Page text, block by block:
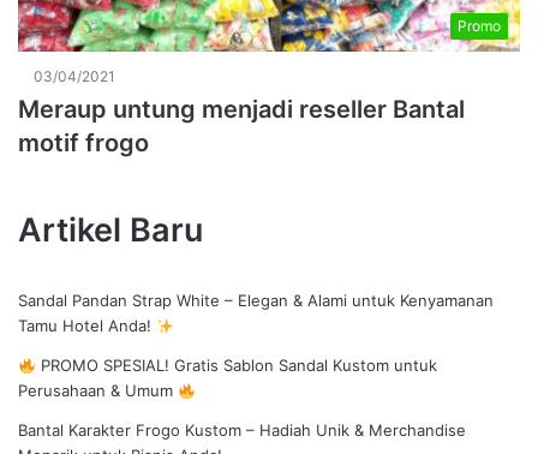
Promo
03/04/2021
Meraup untung menjadi reseller Bantal
motif frogo
Artikel Baru
Sandal Pandan Strap White – Elegan & Alami untuk Kenyamanan
Tamu Hotel Anda!
PROMO SPESIAL! Gratis Sablon Sandal Kustom untuk
Perusahaan & Umum
Bantal Karakter Frogo Kustom – Hadiah Unik & Merchandise